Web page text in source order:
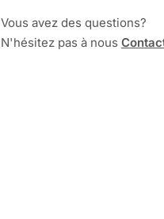
Vous avez des questions?
N'hésitez pas à nous